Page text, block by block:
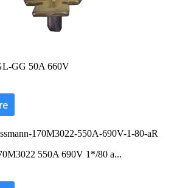
GG 50A 660V
550A 690V 1*/80 a...